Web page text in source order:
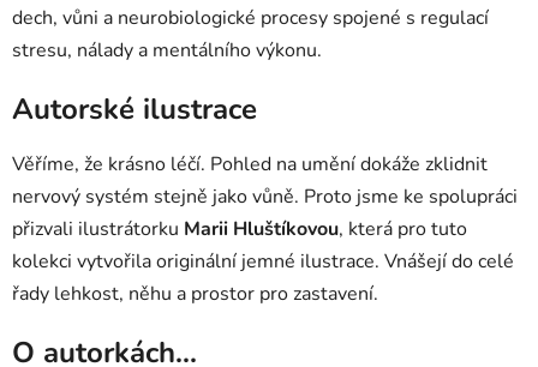
dech, vůni a neurobiologické procesy spojené s regulací
stresu, nálady a mentálního výkonu.
Autorské ilustrace
Věříme, že krásno léčí. Pohled na umění dokáže zklidnit
nervový systém stejně jako vůně. Proto jsme ke spolupráci
přizvali ilustrátorku Marii Hluštíkovou, která pro tuto
kolekci vytvořila originální jemné ilustrace. Vnášejí do celé
řady lehkost, něhu a prostor pro zastavení.
O autorkách...